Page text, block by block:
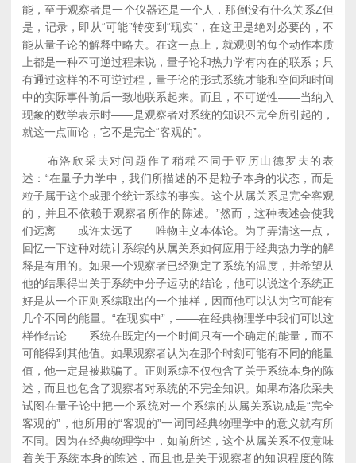
能，至于观察者是一个仪器还是一个人，那倒没有什么关系Z但
是，记录，即从“可能”转变到“现实”，在这里是绝对必要的，不
能从量子论的解释中略去。在这一点上，就观测的每个动作本质
上都是一种不可逆过程来说，量子论和热力学有内在的联系；只
有通过这样的不可逆过程，量子论的形式系统才能和空间和时间
中的实际事件前后一致地联系起来。而且，不可逆性——当纳入
现象的数学表示时——是观察者对系统的知识不完全所引起的，
就这一点而论，它不是完全“客观的”。
布洛欣采夫对问题作了稍稍不同于亚历山德罗夫的表
述：“在量子力学中，我们所描述的不是粒子本身的状态，而是
粒子属于这个或那个统计系综的事实。这个从属关系是完全客观
的，并且不依赖于观察者所作的陈述。”然而，这种表述会使我
们远离——或许太远了——唯物主义本体论。为了弄清这一点，
回忆一下这种对统计系综的从属关系如何应用于经典热力学的解
释是有用的。如果一个观察者已经测定了系统的温度，并希望从
他的结果得出关于系统中分子运动的结论，他可以说这个系统正
好是从一个正则系综取出的一个抽样，因而他可以认为它可能有
几个不同的能量。“在现实中”，——在经典物理学中我们可以这
样作结论——系统在既定的一个时间只有一个确定的能量，而不
可能得到其他值。如果观察者认为在那个时刻可能有不同的能量
值，他一定是被欺骗了。正则系综不仅包含了关于系统本身的陈
述，而且也包含了观察者对系统的不完全知识。如果布洛欣采夫
试图在量子论中把一个系统对一个系综的从属关系说成是“完全
客观的”，他所用的“客观的”一词同经典物理学中的意义就有所
不同。因为在经典物理学中，如前所述，这个从属关系不仅意味
着关于系统本身的陈述，而且也是关于观察者的知识程度的陈